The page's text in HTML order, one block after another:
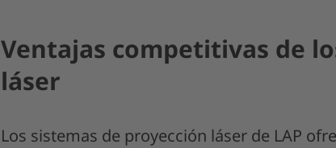
Ventajas competitivas de
láser
Los sistemas de proyección láser de LAP